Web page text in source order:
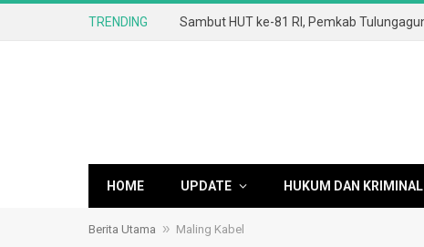
TRENDING
HOME UPDATE HUKUM DAN KRIMINAL
Berita Utama » Maling Kabel